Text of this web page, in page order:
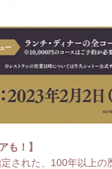
も！】
された、100年以上